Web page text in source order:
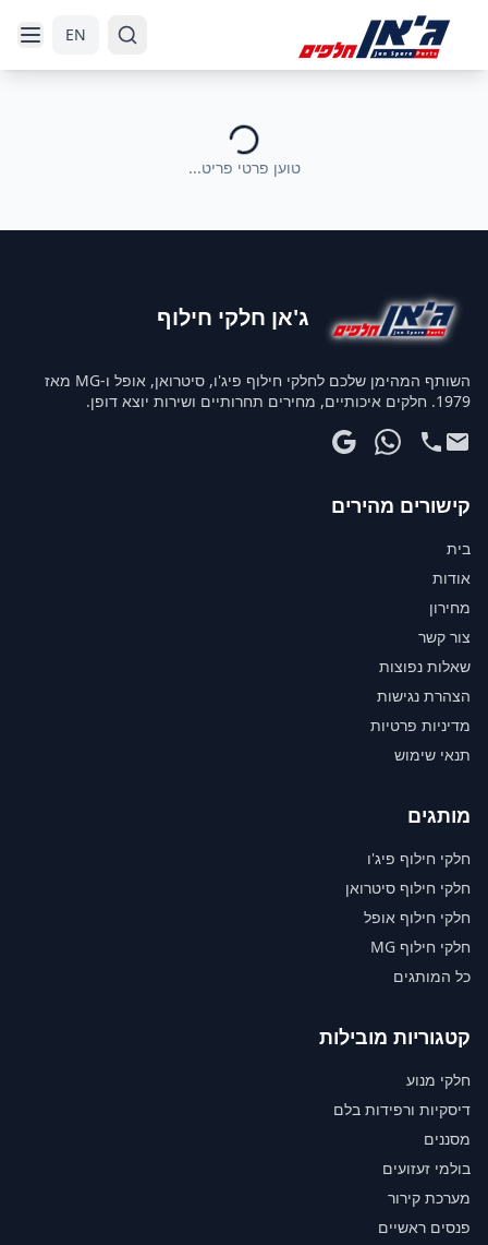
EN
טוען פרטי פריט...
ג'אן חלקי חילוף
השותף המהימן שלכם לחלקי חילוף פיג'ו, סיטרואן, אופל ו-MG מאז
1979. חלקים איכותיים, מחירים תחרותיים ושירות יוצא דופן.
קישורים מהירים
בית
אודות
מחירון
צור קשר
שאלות נפוצות
הצהרת נגישות
מדיניות פרטיות
תנאי שימוש
מותגים
חלקי חילוף פיג'ו
חלקי חילוף סיטרואן
חלקי חילוף אופל
חלקי חילוף MG
כל המותגים
קטגוריות מובילות
חלקי מנוע
דיסקיות ורפידות בלם
מסננים
בולמי זעזועים
מערכת קירור
פנסים ראשיים